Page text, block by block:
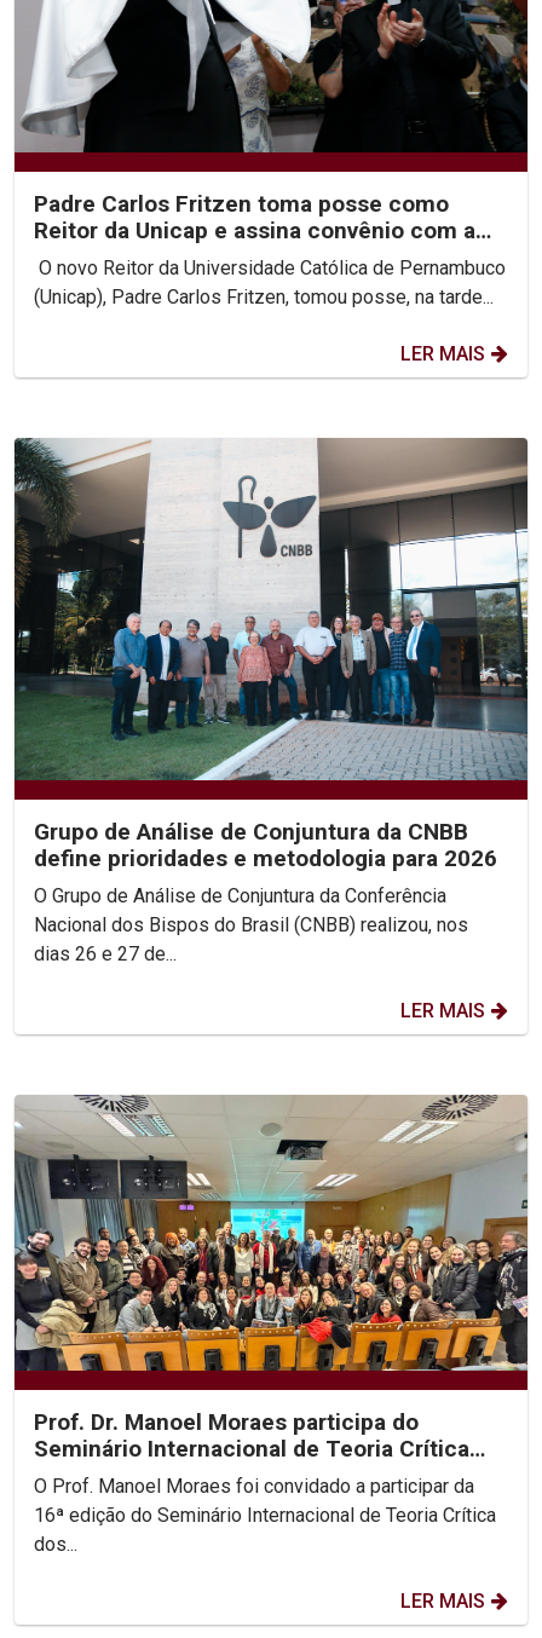
Padre Carlos Fritzen toma posse como
Reitor da Unicap e assina convênio com a
PUC-Rio
O novo Reitor da Universidade Católica de Pernambuco
(Unicap), Padre Carlos Fritzen, tomou posse, na tarde...
LER MAIS
Grupo de Análise de Conjuntura da CNBB
define prioridades e metodologia para 2026
O Grupo de Análise de Conjuntura da Conferência
Nacional dos Bispos do Brasil (CNBB) realizou, nos
dias 26 e 27 de...
LER MAIS
Prof. Dr. Manoel Moraes participa do
Seminário Internacional de Teoria Crítica
dos Direitos...
O Prof. Manoel Moraes foi convidado a participar da
16ª edição do Seminário Internacional de Teoria Crítica
dos...
LER MAIS